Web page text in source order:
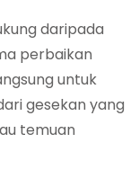
daripada
perbaikan
untuk
gesekan yang
temuan